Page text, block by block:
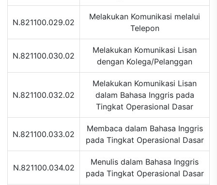
N.821100.029.02
Melakukan Komunikasi melalui
Telepon
N.821100.030.02
Melakukan Komunikasi Lisan
dengan Kolega/Pelanggan
N.821100.032.02
Melakukan Komunikasi Lisan
dalam Bahasa Inggris pada
Tingkat Operasional Dasar
N.821100.033.02
Membaca dalam Bahasa Inggris
pada Tingkat Operasional Dasar
N.821100.034.02
Menulis dalam Bahasa Inggris
pada Tingkat Operasional Dasar